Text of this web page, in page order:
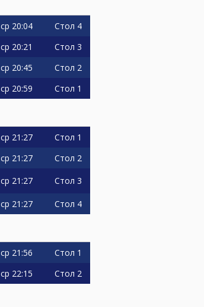
ср 20:04 Стол 4
ср 20:21 Стол 3
ср 20:45 Стол 2
ср 20:59 Стол 1
ср 21:27 Стол 1
ср 21:27 Стол 2
ср 21:27 Стол 3
ср 21:27 Стол 4
ср 21:56 Стол 1
ср 22:15 Стол 2